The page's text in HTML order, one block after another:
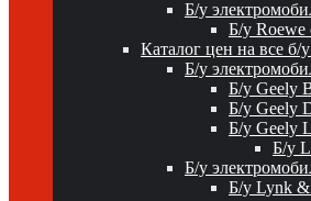
Б/у
Б/у Roewe
Каталог цен на все б/
Б/у
Б/у Geely
Б/у Geely
Б/у Geely
Б/у
Б/у
Б/у Lynk